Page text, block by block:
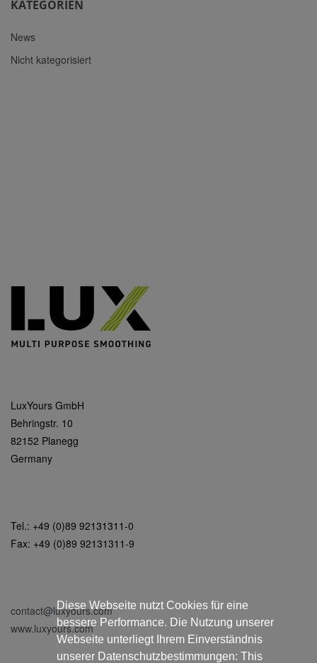
KATEGORIEN
News
Nicht kategorisiert
LuxYours GmbH
Behringstr. 10
82152 Planegg
Germany
Tel.: +49 (0)89 92131311-0
Fax: +49 (0)89 92131311-9
contact@luxyours.com
www.luxyours.com
Diese Webseite nutzt Cookies für eine
bessere Performance. Die Nutzung unserer
Webseite unterliegt Ihrem Einverständnis
unserer Datenschutzbestimmungen: This